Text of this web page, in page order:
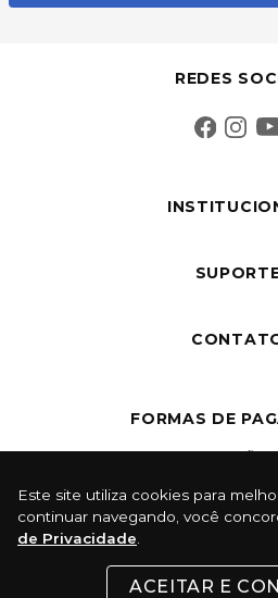
Este site utiliza cookies para
continuar navegando, você
de Privacidade
ACEITAR E
REDES
FORMAS DE
Cartões
Com 5%